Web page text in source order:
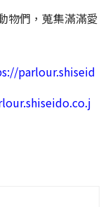
物們，蒐集滿滿愛
parlour.shiseid